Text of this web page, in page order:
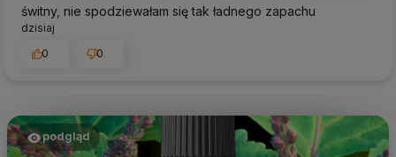
świtny, nie spodziewałam się tak ładnego zapachu
dzisiaj
0
0
podgląd